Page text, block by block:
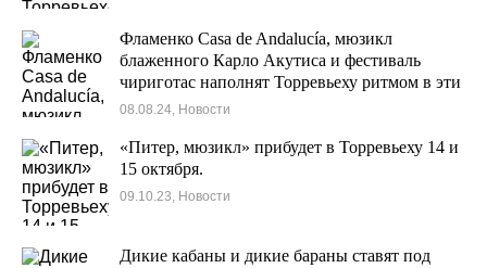
Фламенко Casa de Andalucía, мюзикл
блаженного Карло Акутиса и фестиваль
чириготас наполнят Торревьеху ритмом в эти
выходные.
08.08.24, Новости
«Питер, мюзикл» прибудет в Торревьеху 14 и
15 октября.
09.10.23, Новости
Дикие кабаны и дикие бараны ставят под